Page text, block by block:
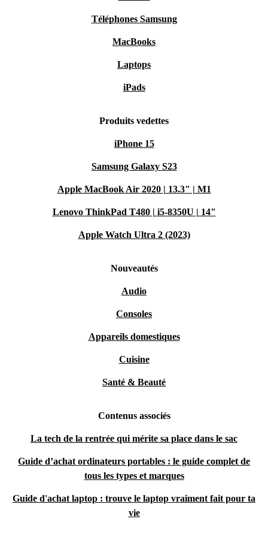
Téléphones Samsung
MacBooks
Laptops
iPads
Produits vedettes
iPhone 15
Samsung Galaxy S23
Apple MacBook Air 2020 | 13.3" | M1
Lenovo ThinkPad T480 | i5-8350U | 14"
Apple Watch Ultra 2 (2023)
Nouveautés
Audio
Consoles
Appareils domestiques
Cuisine
Santé & Beauté
Contenus associés
La tech de la rentrée qui mérite sa place dans le sac
Guide d’achat ordinateurs portables : le guide complet de
tous les types et marques
Guide d'achat laptop : trouve le laptop vraiment fait pour ta
vie